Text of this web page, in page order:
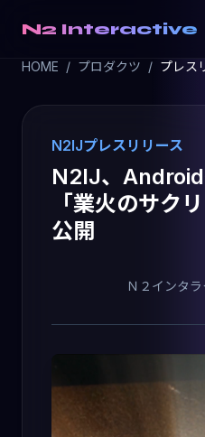
N2 Interactive
HOME / プロダクツ / プレス
N2IJプレスリリース
N2IJ、Android
「業火のサク
公開
Ｎ２インタ